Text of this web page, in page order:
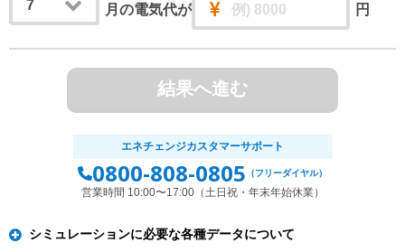
月の電気代が 円
結果へ進む
エネチェンジカスタマーサポート
0800-808-0805 （フリーダイヤル）
営業時間 10:00〜17:00（土日祝・年末年始休業）
シミュレーションに必要な各種データについて